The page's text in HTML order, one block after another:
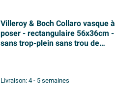
Villeroy & Boch Collaro vasque à
poser - rectangulaire 56x36cm -
sans trop-plein sans trou de
Livraison:4 - 5 semaines